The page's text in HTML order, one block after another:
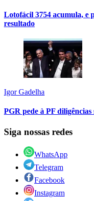
Lotofácil 3754 acumula, e
resultado
Igor Gadelha
PGR pede à PF
Siga nossas redes
WhatsApp
Telegram
Facebook
Instagram